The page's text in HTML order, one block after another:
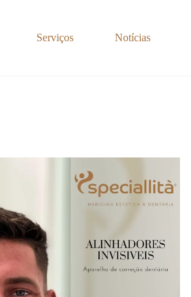
Serviços Notícias